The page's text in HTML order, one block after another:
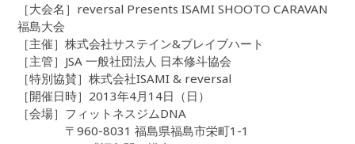
［大会名］reversal Presents ISAMI SHOOTO CARAVAN
福島大会
［主催］株式会社サステイン&ブレイブハート
［主管］JSA 一般社団法人 日本修斗協会
［特別協賛］株式会社ISAMI & reversal
［開催日時］2013年4月14日（日）
［会場］フィットネスジムDNA
〒960-8031 福島県福島市栄町1-1